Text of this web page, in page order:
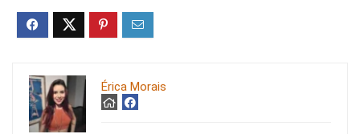
Érica Morais